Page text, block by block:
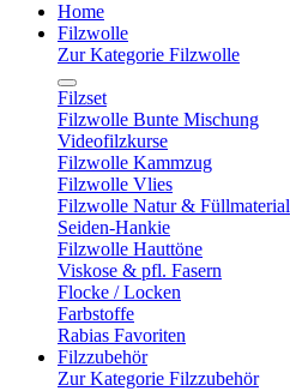
Home
Filzwolle
Zur Kategorie Filzwolle
Filzset
Filzwolle Bunte Mischung
Videofilzkurse
Filzwolle Kammzug
Filzwolle Vlies
Filzwolle Natur & Füllmaterial
Seiden-Hankie
Filzwolle Hauttöne
Viskose & pfl. Fasern
Flocke / Locken
Farbstoffe
Rabias Favoriten
Filzzubehör
Zur Kategorie Filzzubehör